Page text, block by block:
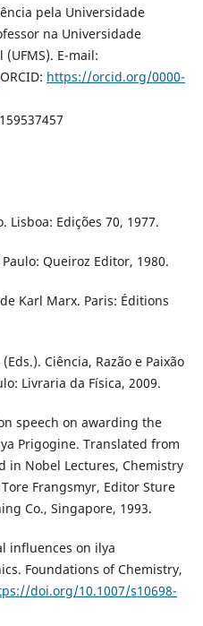
pela Universidade
na Universidade
E-mail:
https://orcid.org/0000-
Lisboa: Edições 70, 1977.
Queiroz Editor, 1980.
Karl Marx. Paris: Éditions
Ciência, Razão e Paixão
Livraria da Física, 2009.
speech on awarding the
Prigogine. Translated from
in Nobel Lectures, Chemistry
Frangsmyr, Editor Sture
Co., Singapore, 1993.
influences on ilya
Foundations of Chemistry,
doi.org/10.1007/s10698-